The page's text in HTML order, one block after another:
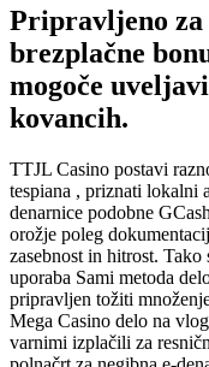
Pripravljeno
brezplačne
mogoče
kovancih.
TTJL Casino postavi
tespiana , priznati lokalni
denarnice podobne
orožje poleg
zasebnost in hitrost.
uporaba Sami metoda
pripravljen tožiti
Mega Casino delo na
varnimi izplačili za